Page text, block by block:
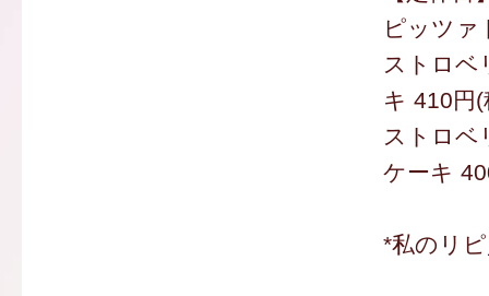
ピッツァ
ストロベ
キ 410円(
ストロベ
ケーキ
*私のリ